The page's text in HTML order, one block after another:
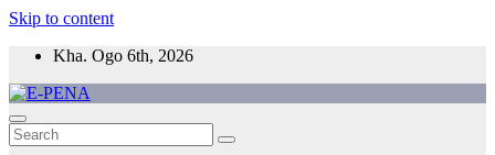
Skip to content
Kha. Ogo 6th, 2026
E-PENA
Berita Digital Terkini